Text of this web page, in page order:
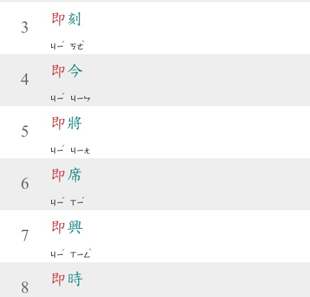
3
即刻
ㄐㄧ
ˊ
ㄎㄜ
ˋ
4
即今
ㄐㄧ
ˊ
ㄐㄧㄣ
5
即將
ㄐㄧ
ˊ
ㄐㄧㄤ
6
即席
ㄐㄧ
ˊ
ㄒㄧ
ˊ
7
即興
ㄐㄧ
ˊ
ㄒㄧㄥ
ˋ
8
即 時